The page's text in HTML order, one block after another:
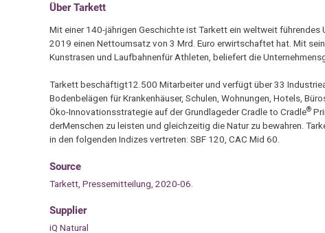
Über Tarkett
Mit einer 140-jährigen Geschichte ist Tarkett ein weltweit
2019 einen Nettoumsatz von 3 Mrd. Euro erwirtschaftet hat. Mit
Kunstrasen und Laufbahnenfür Athleten, beliefert die
Tarkett beschäftigt12.500 Mitarbeiter und verfügt über 33
Bodenbelägen für Krankenhäuser, Schulen, Wohnungen, Hotels,
Öko-Innovationsstrategie auf der Grundlageder Cradle to Cradle®
derMenschen zu leisten und gleichzeitig die Natur zu bewahren.
in den folgenden Indizes vertreten: SBF 120, CAC Mid 60.
Source
Tarkett, Pressemitteilung, 2020-06.
Supplier
iQ Natural